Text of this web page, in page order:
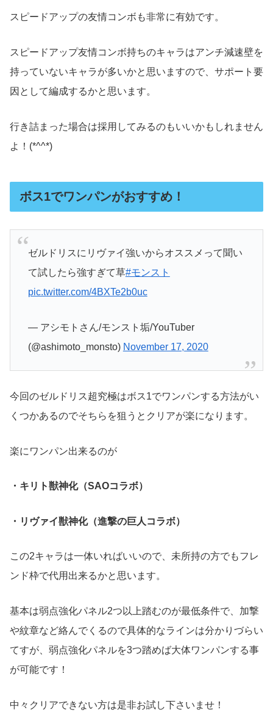
スピードアップの友情コンボも非常に有効です。
スピードアップ友情コンボ持ちのキャラはアンチ減速壁を
持っていないキャラが多いかと思いますので、サポート要
因として編成するかと思います。
行き詰まった場合は採用してみるのもいいかもしれません
よ！(*^^*)
ボス1でワンパンがおすすめ！
ゼルドリスにリヴァイ強いからオススメって聞い
て試したら強すぎて草#モンスト
pic.twitter.com/4BXTe2b0uc
— アシモトさん/モンスト垢/YouTuber
(@ashimoto_monsto) November 17, 2020
今回のゼルドリス超究極はボス1でワンパンする方法がい
くつかあるのでそちらを狙うとクリアが楽になります。
楽にワンパン出来るのが
・キリト獣神化（SAOコラボ）
・リヴァイ獣神化（進撃の巨人コラボ）
この2キャラは一体いればいいので、未所持の方でもフレ
ンド枠で代用出来るかと思います。
基本は弱点強化パネル2つ以上踏むのが最低条件で、加撃
や紋章など絡んでくるので具体的なラインは分かりづらい
てすが、弱点強化パネルを3つ踏めば大体ワンパンする事
が可能です！
中々クリアできない方は是非お試し下さいませ！